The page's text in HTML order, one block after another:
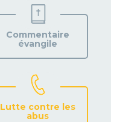
VOTRE
PAROISSE
Commentaire
évangile
Lutte contre les
abus